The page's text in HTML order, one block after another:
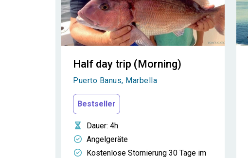
Half day trip (Morning)
Puerto Banus, Marbella
Bestseller
Dauer: 4h
Angelgeräte
Kostenlose Stornierung 30 Tage im